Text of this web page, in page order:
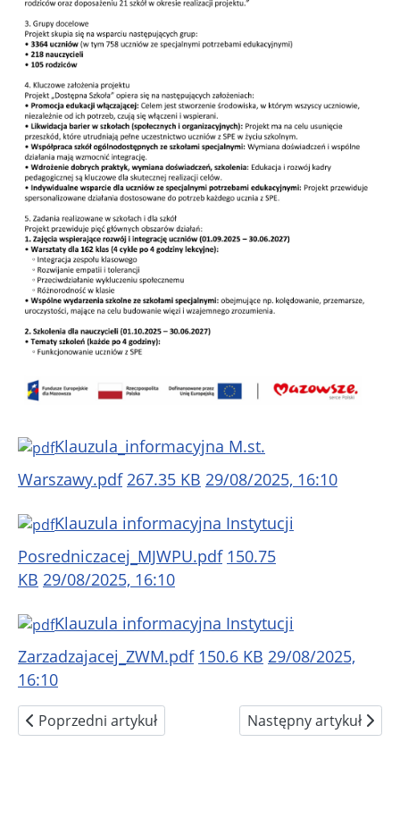
Klauzula_informacyjna M.st.
Warszawy.pdf 267.35 KB 29/08/2025, 16:10
Klauzula informacyjna Instytucji
Posredniczacej_MJWPU.pdf 150.75
KB 29/08/2025, 16:10
Klauzula informacyjna Instytucji
Zarzadzajacej_ZWM.pdf 150.6 KB 29/08/2025,
16:10
Poprzedni artykuł: Dni otwarte 2026
Poprzedni artykuł Następny artykuł:
Następny artykuł